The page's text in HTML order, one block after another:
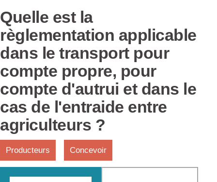
Quelle est la
règlementation applicable
dans le transport pour
compte propre, pour
compte d'autrui et dans le
cas de l'entraide entre
agriculteurs ?
Producteurs Concevoir